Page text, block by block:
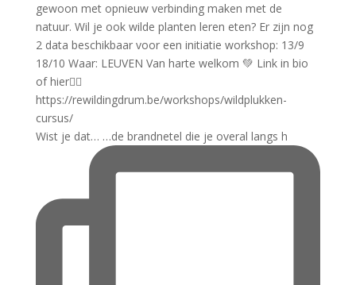
Wist je dat… …de brandnetel die je overal langs h